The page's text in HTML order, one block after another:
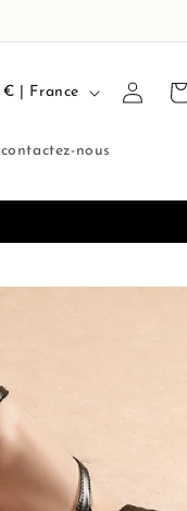
contactez-nous
EUR € | France Connexion